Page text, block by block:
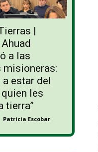
|
a las
misioneras:
a estar del
les
tierra”
Patricia Escobar -